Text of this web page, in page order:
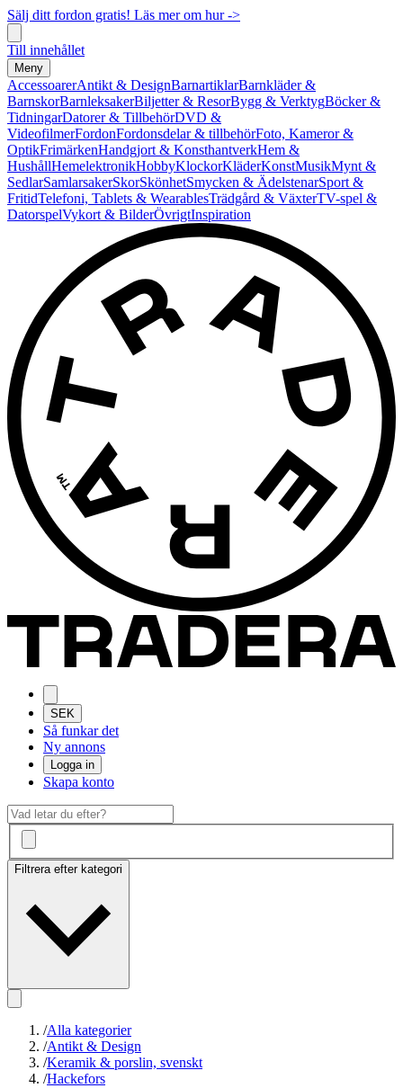
Sälj ditt fordon gratis! Läs mer om hur ->
Till innehållet
Meny
AccessoarerAntikt & DesignBarnartiklarBarnkläder &
BarnskorBarnleksakerBiljetter & ResorBygg & VerktygBöcker &
TidningarDatorer & TillbehörDVD &
VideofilmerFordonFordonsdelar & tillbehörFoto, Kameror &
OptikFrimärkenHandgjort & KonsthantverkHem &
HushållHemelektronikHobbyKlockorKläderKonstMusikMynt &
SedlarSamlarsakerSkorSkönhetSmycken & ÄdelstenarSport &
FritidTelefoni, Tablets & WearablesTrädgård & VäxterTV-spel &
DatorspelVykort & BilderÖvrigtInspiration
SEK
Så funkar det
Ny annons
Logga in
Skapa konto
Filtrera efter kategori
/Alla kategorier
/Antikt & Design
/Keramik & porslin, svenskt
/Hackefors